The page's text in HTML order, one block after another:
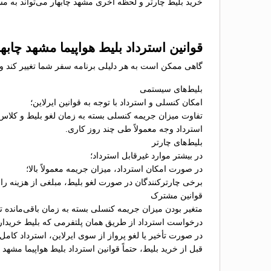
قوانین استرداد بلیط هواپیما مشهد
گاهی ممکن است به هر دلیلی برنامه سفر شما تغییر کند و
بلیط‌های سیستمی
امکان کنسلی و استرداد با توجه به قوانین ایرلاین؛
تفاوت میزان جریمه کنسلی بسته به زمان لغو بلیط و
استرداد وجه معمولاً طی چند روز کاری.
بلیط‌های چارتر
در بیشتر موارد غیرقابل استرداد؛
در صورت امکان استرداد، میزان جریمه معمولاً بالا؛
برخی چارترکنندگان در صورت لغو بلیط، مبلغی از هزینه
قوانین مشترک
متغیر بودن میزان جریمه کنسلی بسته به زمان باقی‌مانده
درخواست استرداد از طریق همان پلتفرمی که بلیط
در صورت تأخیر یا لغو پرواز از سوی ایرلاین، استرداد
قبل از خرید بلیط، حتماً قوانین استرداد بلیط هواپیما